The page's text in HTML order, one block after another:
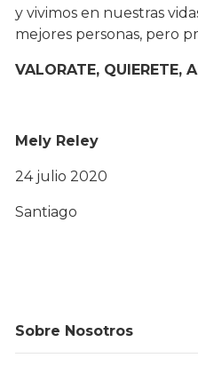
y vivimos en nuestras
mejores personas, pero
VALORATE, QUIERETE,
Mely Reley
24 julio 2020
Santiago
Sobre Nosotros